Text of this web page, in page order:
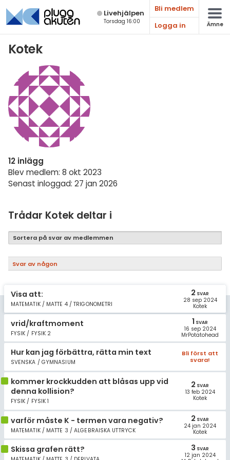
Live­hjälpen
Torsdag 16:00
Bli medlem
Logga in
Ämne
Kotek
12 inlägg
Blev medlem: 8 okt 2023
Senast inloggad: 27 jan 2026
Trådar Kotek deltar i
Sortera på svar av medlemmen
Svar av någon
Visa att:
MATEMATIK / MATTE 4 / TRIGONOMETRI
2 SVAR
28 sep 2024
Kotek
vrid/kraftmoment
FYSIK / FYSIK 2
1 SVAR
16 sep 2024
MrPotatohead
Hur kan jag förbättra, rätta min text
SVENSKA / GYMNASIUM
Bli först att
svara!
kommer krockkudden att blåsas upp vid
denna kollision?
FYSIK / FYSIK 1
2 SVAR
13 feb 2024
Kotek
varför måste K - termen vara negativ?
MATEMATIK / MATTE 3 / ALGEBRAISKA UTTRYCK
2 SVAR
24 jan 2024
Kotek
Skissa grafen rätt? 3 SVAR
12 jan 2024
Matematik
Engelska
Samhällsorientering
Fler ämnen
Övriga diskussioner
Topplistor
15 inloggade
Om Pluggakuten